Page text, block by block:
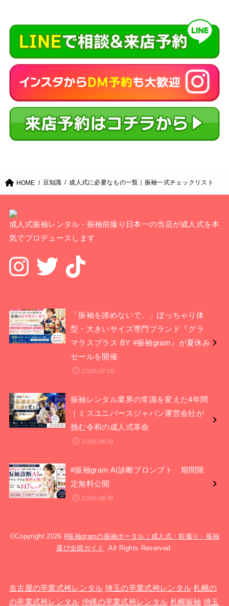
HOME 豆知識 成人式に必要なもの一覧｜振袖一式チェックリスト
成人式振袖レンタル - 振袖前撮り日本一の当店が成人式を本
気でプロデュースします
「振袖を諦めないで。」ぽっちゃり体
型・大きいサイズ専門ブランド『グラ
マラスプラス BY #振袖gram』が夏休み
セールを開催
2026.07.05
振袖レンタル業界の常識を変えた4年間
｜ミスユニバースジャパン運営会社が
挑む令和の成人式革命
2026.06.19
#振袖gram AI診断プロンプト 期間限
定無料公開
2026.06.18
©Copyright 2026#振袖gramの振袖ポータル｜成人式・前撮り・振袖
選び全国ガイド .All Rights Reserved.
名古屋の卒業式袴レンタル 埼玉の卒業式袴レンタル 札幌の
の卒業式袴レンタル 沖縄の卒業式袴レンタル 札幌振袖 埼玉